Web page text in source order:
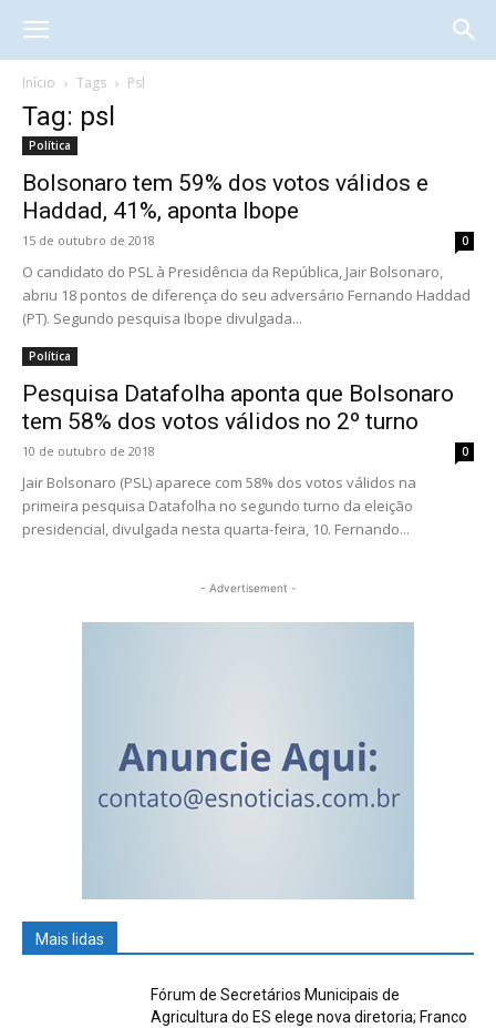
Início Tags Psl
Tag: psl
Política
Bolsonaro tem 59% dos votos válidos e
Haddad, 41%, aponta Ibope
15 de outubro de 2018 0
O candidato do PSL à Presidência da República, Jair Bolsonaro,
abriu 18 pontos de diferença do seu adversário Fernando Haddad
(PT). Segundo pesquisa Ibope divulgada...
Política
Pesquisa Datafolha aponta que Bolsonaro
tem 58% dos votos válidos no 2º turno
10 de outubro de 2018 0
Jair Bolsonaro (PSL) aparece com 58% dos votos válidos na
primeira pesquisa Datafolha no segundo turno da eleição
presidencial, divulgada nesta quarta-feira, 10. Fernando...
- Advertisement -
Mais lidas
Fórum de Secretários Municipais de
Agricultura do ES elege nova diretoria; Franco